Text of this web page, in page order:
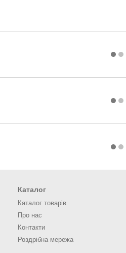
Каталог
Каталог товарів
Про нас
Контакти
Роздрібна мережа